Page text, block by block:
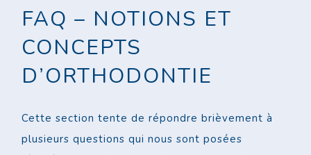
FAQ – NOTIONS ET
CONCEPTS
D’ORTHODONTIE
Cette section tente de répondre brièvement à
plusieurs questions qui nous sont posées